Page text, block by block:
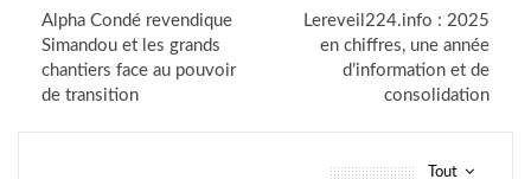
Alpha Condé revendique
Simandou et les grands
chantiers face au pouvoir
de transition
Lereveil224.info : 2025
en chiffres, une année
d’information et de
consolidation
Tout